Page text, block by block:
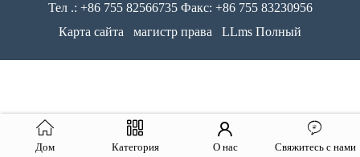
Тел .: +86 755 82566735 Факс: +86 755 83230956
Карта сайта
магистр права LLms Полный
Дом Категория О нас Свяжитесь с нами